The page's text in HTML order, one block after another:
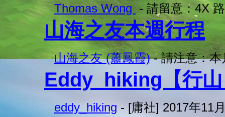
Thomas Wong - 請留意：4X
山海之友本週行程
山海之友 (蕭鳳霞)- 請注意：本
Eddy_hiking【行
eddy_hiking - [庸社] 2017年11